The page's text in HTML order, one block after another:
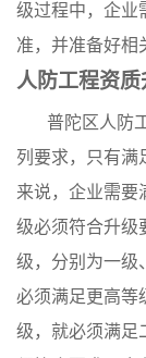
级过程中，企业
准，并准备好相
人防工程资
普陀区人防
列要求，只有满
来说，企业需要
级必须符合升级
级，分别为一级
必须满足更高等
级，就必须满足